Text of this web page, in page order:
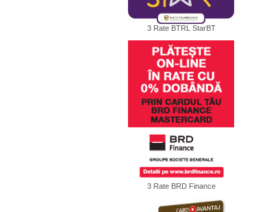
3 Rate BTRL StarBT
3 Rate BRD Finance